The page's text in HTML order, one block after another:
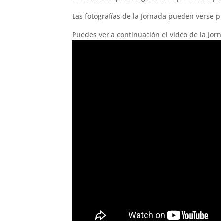
Las fotografías de la Jornada pueden verse
Puedes ver a continuación el vídeo de la